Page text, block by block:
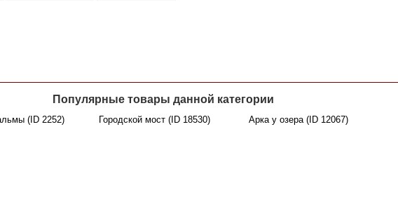
Популярные товары данной категории
(ID 2252) Городской мост (ID 18530) Арка у озера (ID 12067)